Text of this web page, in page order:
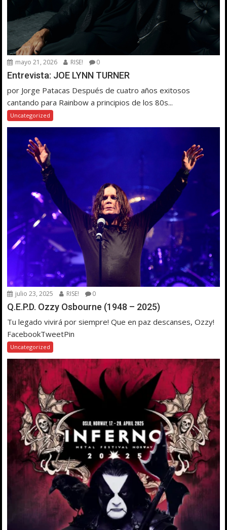
mayo 21, 2026 RISE! 0
Entrevista: JOE LYNN TURNER
por Jorge Patacas Después de cuatro años exitosos
cantando para Rainbow a principios de los 80s...
Uncategorized
julio 23, 2025 RISE! 0
Q.E.P.D. Ozzy Osbourne (1948 – 2025)
Tu legado vivirá por siempre! Que en paz descanses, Ozzy!
FacebookTweetPin
Uncategorized